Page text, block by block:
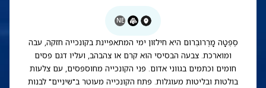
NE
סֶפְּטָה מָרֶרוּבְּרוּם היא חילזון ימי המתאפיינת בקונכייה חזקה, עבה
ומוארכת. צבעה הבסיסי הוא קרם או צהבהב, ועליו דגם פסים
חומים וכתמים בגווני אדום. פני הקונכייה מחוספסים, עם צלעות
בולטות ובליטות מעוגלות. פתח הקונכייה מעוטר ב"שיניים" לבנות